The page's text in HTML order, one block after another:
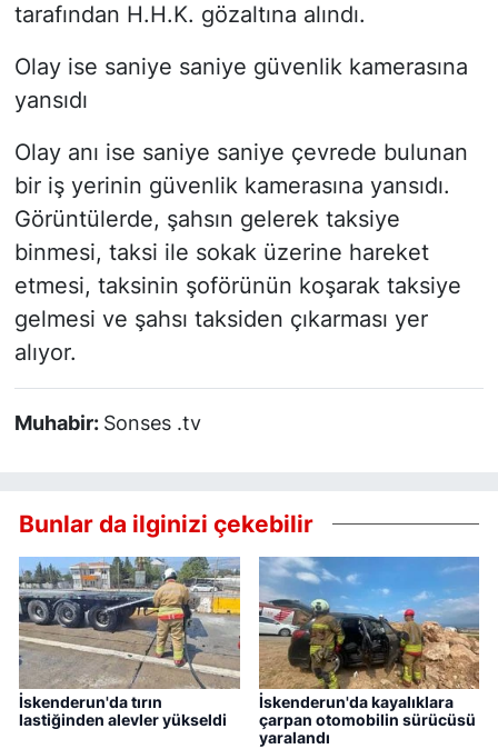
tarafından H.H.K. gözaltına alındı.
Olay ise saniye saniye güvenlik kamerasına
yansıdı
Olay anı ise saniye saniye çevrede bulunan
bir iş yerinin güvenlik kamerasına yansıdı.
Görüntülerde, şahsın gelerek taksiye
binmesi, taksi ile sokak üzerine hareket
etmesi, taksinin şoförünün koşarak taksiye
gelmesi ve şahsı taksiden çıkarması yer
alıyor.
Muhabir: Sonses .tv
Bunlar da ilginizi çekebilir
İskenderun'da tırın
lastiğinden alevler yükseldi
İskenderun'da kayalıklara
çarpan otomobilin sürücüsü
yaralandı